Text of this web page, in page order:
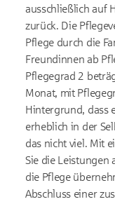
ausschließlich auf
zurück. Die
Pflege durch die
Freundinnen ab
Pflegegrad 2
Monat, mit
Hintergrund, dass
erheblich in der
das nicht viel. Mit
Sie die Leistungen
die Pflege
Abschluss einer